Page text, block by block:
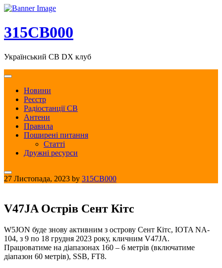
Skip
content
315CB000
Український CB DX клуб
Новини
Реєстр
Радіостанції CB
Антени
Правила
Поширені питання
Статті
Дружні ресурси
27 Листопада, 2023 by 315CB000
V47JA Острів Сент Кітс
W5JON буде знову активним з острову Сент Кітс, IOTA NA-
104, з 9 по 18 грудня 2023 року, кличним V47JA.
Працюватиме на діапазонах 160 – 6 метрів (включатиме
діапазон 60 метрів), SSB, FT8.